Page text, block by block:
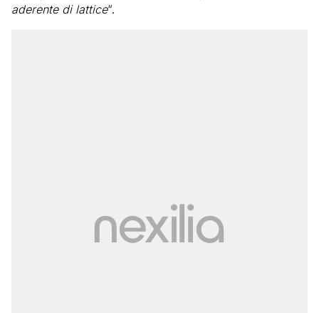
aderente di lattice“.